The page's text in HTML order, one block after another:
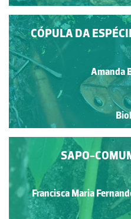
CÓPULA DA
Amanda
SAPO-
Francisca Maria